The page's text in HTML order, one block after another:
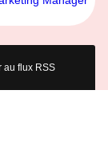
au flux RSS